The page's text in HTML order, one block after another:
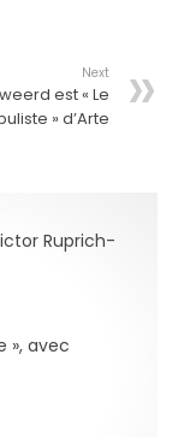
Next
est « Le
» d’Arte
Ruprich-
», avec